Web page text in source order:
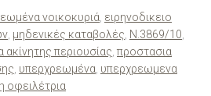
νοικοκυριά ειρηνοδικειο
μηδενικές καταβολές Ν.3869/10
ακίνητης περιουσίας προστασια
υπερχρεωμένα υπερχρεωμενα
οφειλέτρια